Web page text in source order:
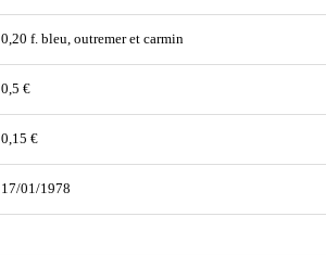
0,20 f. bleu, outremer et carmin
0,5 €
0,15 €
17/01/1978